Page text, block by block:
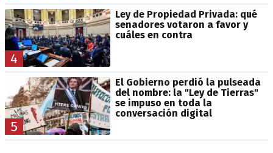
4
Ley de Propiedad Privada: qué
senadores votaron a favor y
cuáles en contra
5
El Gobierno perdió la pulseada
del nombre: la "Ley de Tierras"
se impuso en toda la
conversación digital